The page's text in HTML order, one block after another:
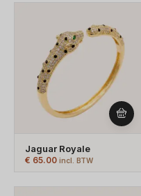
Jaguar Royale
€ 65.00 incl. BTW